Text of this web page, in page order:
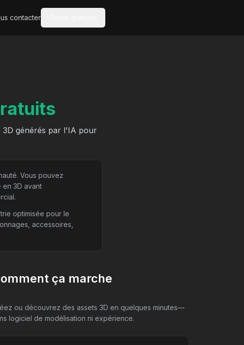
contacter
3D générés par l'IA pour
Vous pouvez
3D avant
optimisée pour le
accessoires,
ça marche
ou découvrez des assets 3D en quelques minutes—
logiciel de modélisation ni expérience.